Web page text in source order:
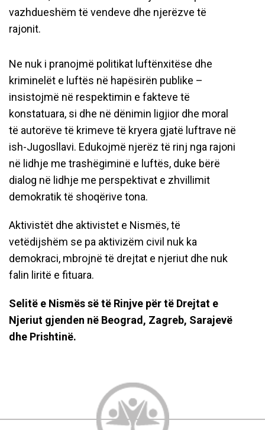
vazhdueshëm të vendeve dhe njerëzve të
rajonit.
Ne nuk i pranojmë politikat luftënxitëse dhe
kriminelët e luftës në hapësirën publike –
insistojmë në respektimin e fakteve të
konstatuara, si dhe në dënimin ligjior dhe moral
të autorëve të krimeve të kryera gjatë luftrave në
ish-Jugosllavi. Edukojmë njerëz të rinj nga rajoni
në lidhje me trashëgiminë e luftës, duke bërë
dialog në lidhje me perspektivat e zhvillimit
demokratik të shoqërive tona.
Aktivistët dhe aktivistet e Nismës, të
vetëdijshëm se pa aktivizëm civil nuk ka
demokraci, mbrojnë të drejtat e njeriut dhe nuk
falin liritë e fituara.
Selitë e Nismës së të Rinjve për të Drejtat e
Njeriut gjenden në Beograd, Zagreb, Sarajevë
dhe Prishtinë.